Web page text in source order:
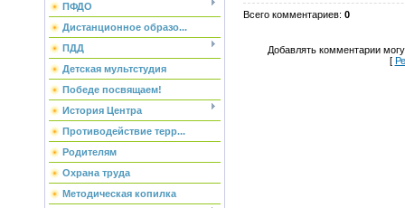
ПФДО
Дистанционное образо...
ПДД
Детская мультстудия
Победе посвящаем!
История Центра
Противодействие терр...
Родителям
Охрана труда
Методическая копилка
Всего комментариев: 0
Добавлять комментарии
[